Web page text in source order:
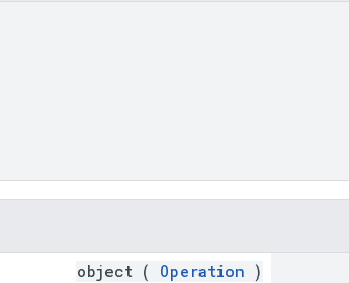
object ( Operation )